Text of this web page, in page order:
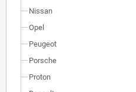
Nissan
Opel
Peugeot
Porsche
Proton